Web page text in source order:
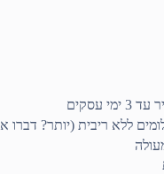
עסקים